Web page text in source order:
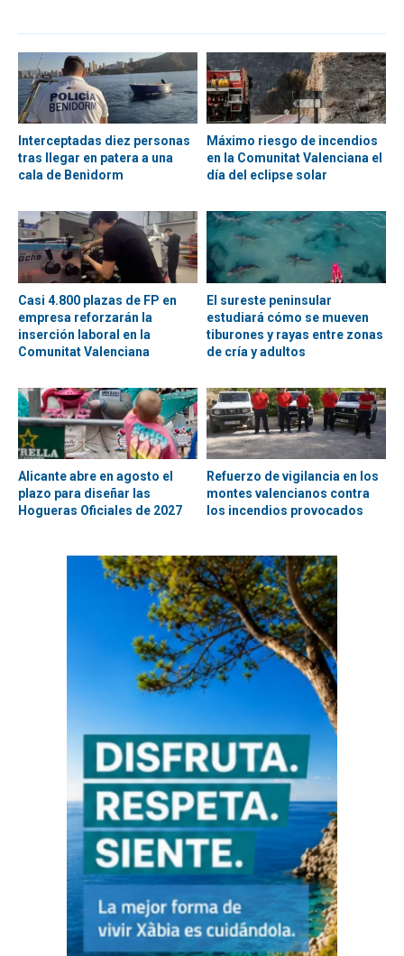
Interceptadas diez personas
tras llegar en patera a una
cala de Benidorm
Máximo riesgo de incendios
en la Comunitat Valenciana el
día del eclipse solar
Casi 4.800 plazas de FP en
empresa reforzarán la
inserción laboral en la
Comunitat Valenciana
El sureste peninsular
estudiará cómo se mueven
tiburones y rayas entre zonas
de cría y adultos
Alicante abre en agosto el
plazo para diseñar las
Hogueras Oficiales de 2027
Refuerzo de vigilancia en los
montes valencianos contra
los incendios provocados